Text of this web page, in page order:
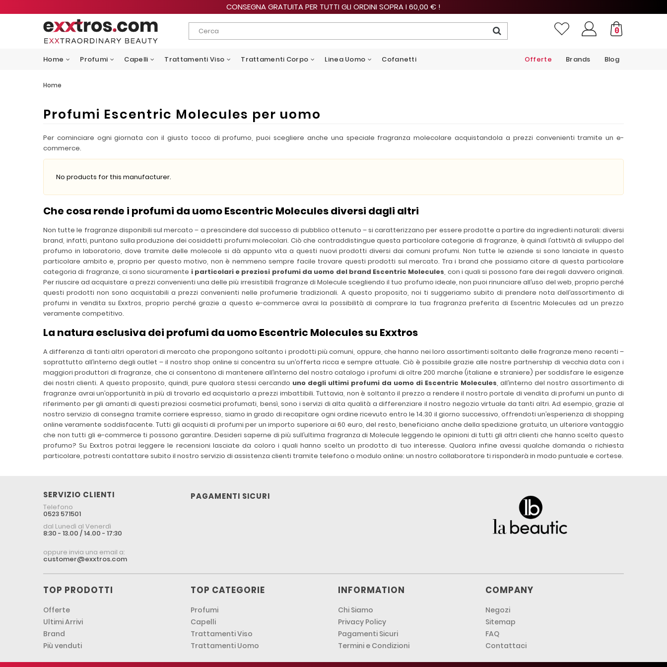
CONSEGNA GRATUITA PER TUTTI GLI ORDINI SOPRA I 60,00 € !
0
Home Profumi Capelli Trattamenti Viso Trattamenti Corpo Linea Uomo Cofanetti Blog
Brands
Offerte
Home
Profumi Escentric Molecules per uomo
Per cominciare ogni giornata con il giusto tocco di profumo, puoi scegliere anche una speciale fragranza molecolare acquistandola a prezzi convenienti tramite un e-
commerce.
No products for this manufacturer.
Che cosa rende i profumi da uomo Escentric Molecules diversi dagli altri
Non tutte le fragranze disponibili sul mercato – a prescindere dal successo di pubblico ottenuto – si caratterizzano per essere prodotte a partire da ingredienti naturali: diversi
brand, infatti, puntano sulla produzione dei cosiddetti profumi molecolari. Ciò che contraddistingue questa particolare categorie di fragranze, è quindi l’attività di sviluppo del
profumo in laboratorio, dove tramite delle molecole si dà appunto vita a questi nuovi prodotti diversi dai comuni profumi. Non tutte le aziende si sono lanciate in questo
particolare ambito e, proprio per questo motivo, non è nemmeno sempre facile trovare questi prodotti sul mercato. Tra i brand che possiamo citare di questa particolare
categoria di fragranze, ci sono sicuramente i particolari e preziosi profumi da uomo del brand Escentric Molecules , con i quali si possono fare dei regali davvero originali.
Per riuscire ad acquistare a prezzi convenienti una delle più irresistibili fragranze di Molecule scegliendo il tuo profumo ideale, non puoi rinunciare all’uso del web, proprio perché
questi prodotti non sono acquistabili a prezzi convenienti nelle profumerie tradizionali. A questo proposito, noi ti suggeriamo subito di prendere nota dell’assortimento di
profumi in vendita su Exxtros, proprio perché grazie a questo e-commerce avrai la possibilità di comprare la tua fragranza preferita di Escentric Molecules ad un prezzo
veramente competitivo.
La natura esclusiva dei profumi da uomo Escentric Molecules su Exxtros
A differenza di tanti altri operatori di mercato che propongono soltanto i prodotti più comuni, oppure, che hanno nei loro assortimenti soltanto delle fragranze meno recenti –
soprattutto all’interno degli outlet – il nostro shop online si concentra su un’offerta ricca e sempre attuale. Ciò è possibile grazie alle nostre partnership di vecchia data con i
maggiori produttori di fragranze, che ci consentono di mantenere all’interno del nostro catalogo i profumi di oltre 200 marche (italiane e straniere) per soddisfare le esigenze
dei nostri clienti. A questo proposito, quindi, pure qualora stessi cercando uno degli ultimi profumi da uomo di Escentric Molecules , all’interno del nostro assortimento di
fragranze avrai un’opportunità in più di trovarlo ed acquistarlo a prezzi imbattibili. Tuttavia, non è soltanto il prezzo a rendere il nostro portale di vendita di profumi un punto di
riferimento per gli amanti di questi preziosi cosmetici profumati, bensì, sono i servizi di alta qualità a differenziare il nostro negozio virtuale da tanti altri. Ad esempio, grazie al
nostro servizio di consegna tramite corriere espresso, siamo in grado di recapitare ogni ordine ricevuto entro le 14.30 il giorno successivo, offrendoti un’esperienza di shopping
online veramente soddisfacente. Tutti gli acquisti di profumi per un importo superiore ai 60 euro, del resto, beneficiano anche della spedizione gratuita, un ulteriore vantaggio
che non tutti gli e-commerce ti possono garantire. Desideri saperne di più sull’ultima fragranza di Molecule leggendo le opinioni di tutti gli altri clienti che hanno scelto questo
profumo? Su Exxtros potrai leggere le recensioni lasciate da coloro i quali hanno scelto un prodotto di tuo interesse. Qualora infine avessi qualche domanda o richiesta
particolare, potresti contattare subito il nostro servizio di assistenza clienti tramite telefono o modulo online: un nostro collaboratore ti risponderà in modo puntuale e cortese.
SERVIZIO CLIENTI
Telefono
0523 571501
dal Lunedì al Venerdì
8:30 - 13.00 / 14.00 - 17:30
oppure invia una email a:
customer@exxtros.com
PAGAMENTI SICURI
TOP PRODOTTI
Offerte
Ultimi Arrivi
Brand
Più venduti
TOP CATEGORIE
Profumi
Capelli
Trattamenti Viso
Trattamenti Uomo
INFORMATION
Chi Siamo
Privacy Policy
Pagamenti Sicuri
Termini e Condizioni
COMPANY
Negozi
Sitemap
FAQ
Contattaci